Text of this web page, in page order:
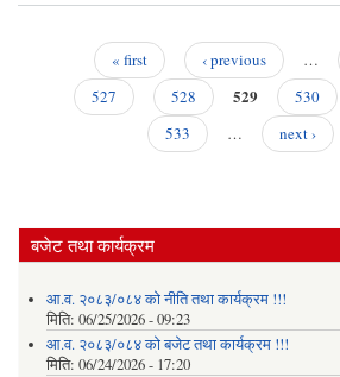
« first ‹ previous …
527
528 529 530
533
… next ›
बजेट तथा कार्यक्रम
आ.व. २०८३/०८४ को नीति तथा कार्यक्रम !!!
मिति: 06/25/2026 - 09:23
आ.व. २०८३/०८४ को बजेट तथा कार्यक्रम !!!
मिति: 06/24/2026 - 17:20